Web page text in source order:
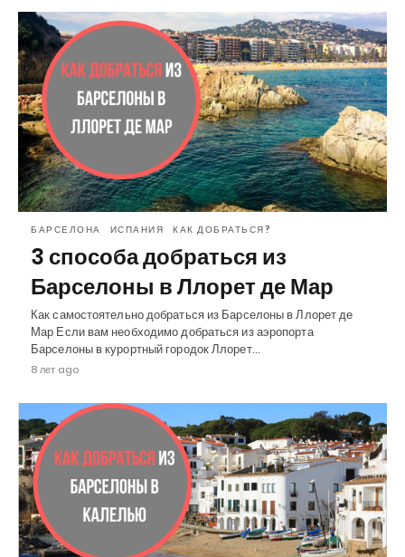
БАРСЕЛОНА ИСПАНИЯ КАК ДОБРАТЬСЯ?
3 способа добраться из
Барселоны в Ллорет де Мар
Как самостоятельно добраться из Барселоны в Ллорет де
Мар Если вам необходимо добраться из аэропорта
Барселоны в курортный городок Ллорет…
8 лет ago